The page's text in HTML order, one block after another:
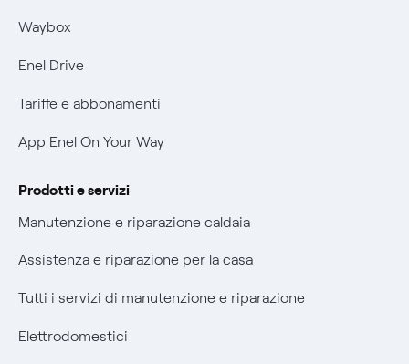
Mobilità Elettrica
Phishing e truffe online
Verifica chi ti ha chiamato
Agevolazione utenti con disabilità per offerte Fibra
Waybox
Enel Drive
Tariffe e abbonamenti
App Enel On Your Way
Prodotti e servizi
Manutenzione e riparazione caldaia
Assistenza e riparazione per la casa
Tutti i servizi di manutenzione e riparazione
Elettrodomestici